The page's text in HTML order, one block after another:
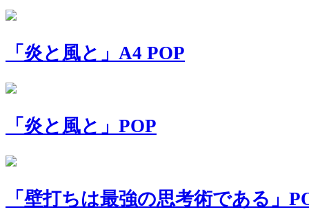
「炎と風と」A4 POP
「炎と風と」POP
「壁打ちは最強の思考術である」